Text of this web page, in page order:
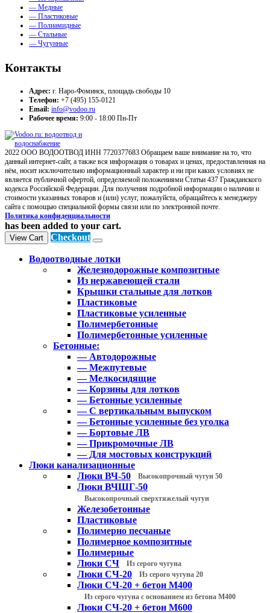
— Медные
— Пластиковые
— Полиамидные
— Стальные
— Чугунные
Контакты
Адрес: г. Наро-Фоминск, площадь свободы 10
Телефон: +7 (495) 155-0121
Email: info@vodoo.ru
Рабочее время: 9:00 - 18:00 Пн-Пт
2022 ООО ВОДООТВОД ИНН 7720377683 Обращаем ваше внимание на то, что
данный интернет-сайт, а также вся информация о товарах и ценах, предоставленная на
нём, носит исключительно информационный характер и ни при каких условиях не
является публичной офертой, определяемой положениями Статьи 437 Гражданского
кодекса Российской Федерации. Для получения подробной информации о наличии и
стоимости указанных товаров и (или) услуг, пожалуйста, обращайтесь к менеджеру
сайта с помощью специальной формы связи или по электронной почте.
Политика конфиденциальности
has been added to your cart.
View Cart Checkout
Водоотводные лотки
Железнодорожные композитные
Из нержавеющей стали
Крышки стальные для лотков
Пластиковые
Пластиковые усиленные
Полимербетонные
Полимербетонные усиленные
Бетонные:
— Автодорожные
— Межпутевые
— Мелкосидящие
— Корзины для лотков
— Бетонные усиленные
— С вертикальным выпуском
— Бетонные усиленные без уголка
— Бортовые ЛВ
— Прикромочные ЛВ
— Для мостовых конструкций
Люки канализационные
Люки ВЧ-50
Высокопрочный чугун 50
Люки ВЧШГ-50
Высокопрочный сверхтяжелый чугун
Железобетонные
Пластиковые
Полимерно песчаные
Полимерное композитные
Полимерные
Люки СЧ
Из серого чугуна
Люки СЧ-20 Из серого чугуна 20
Люки СЧ-20 + бетон М400
Из серого чугуна с основанием из бетона М400
Люки СЧ-20 + бетон М600